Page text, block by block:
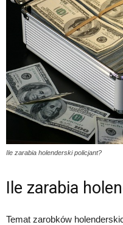
Ile zarabia holenderski policjant?
Ile zarabia
Temat zarobków